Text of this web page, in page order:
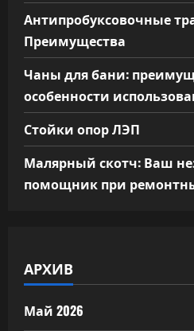
Антипробуксовочные
Преимущества
Чаны для бани:
особенности
Стойки опор ЛЭП
Малярный скотч: Ваш
помощник при
АРХИВ
Май 2026